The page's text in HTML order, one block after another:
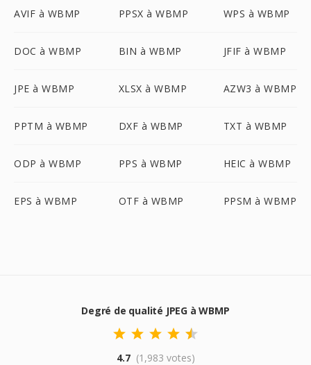
AVIF à WBMP PPSX à WBMP WPS à WBMP
DOC à WBMP BIN à WBMP JFIF à WBMP
JPE à WBMP XLSX à WBMP AZW3 à WBMP
PPTM à WBMP DXF à WBMP TXT à WBMP
ODP à WBMP PPS à WBMP HEIC à WBMP
EPS à WBMP OTF à WBMP PPSM à WBMP
Degré de qualité JPEG à WBMP
4.7 (1,983 votes)